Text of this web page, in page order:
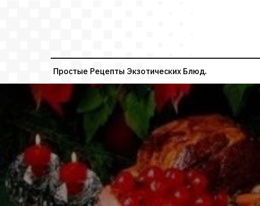
Простые Рецепты Экзотических Блюд.